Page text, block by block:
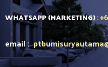
WHATSAPP (MARKETING):
email :ptbumisuryautama